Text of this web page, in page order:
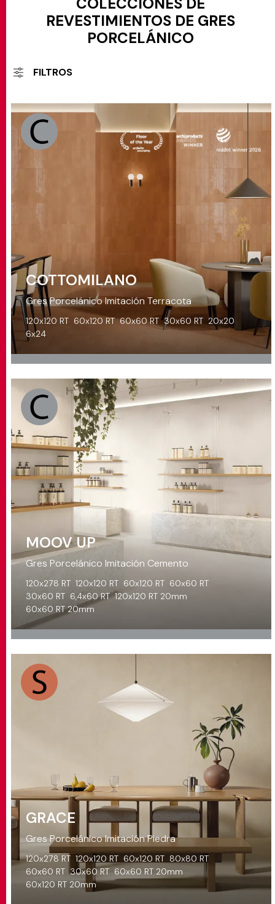
REVESTIMIENTOS DE GRES
PORCELÁNICO
FILTROS
COTTOMILANO
Gres Porcelánico Imitación Terracota
120x120 RT 60x120 RT 60x60 RT 30x60 RT 20x20
6x24
MOOV UP
Gres Porcelánico Imitación Cemento
120x278 RT 120x120 RT 60x120 RT 60x60 RT
30x60 RT 6,4x60 RT 120x120 RT 20mm
60x60 RT 20mm
GRACE
Gres Porcelánico Imitación Piedra
120x278 RT 120x120 RT 60x120 RT 80x80 RT
60x60 RT 30x60 RT 60x60 RT 20mm
60x120 RT 20mm